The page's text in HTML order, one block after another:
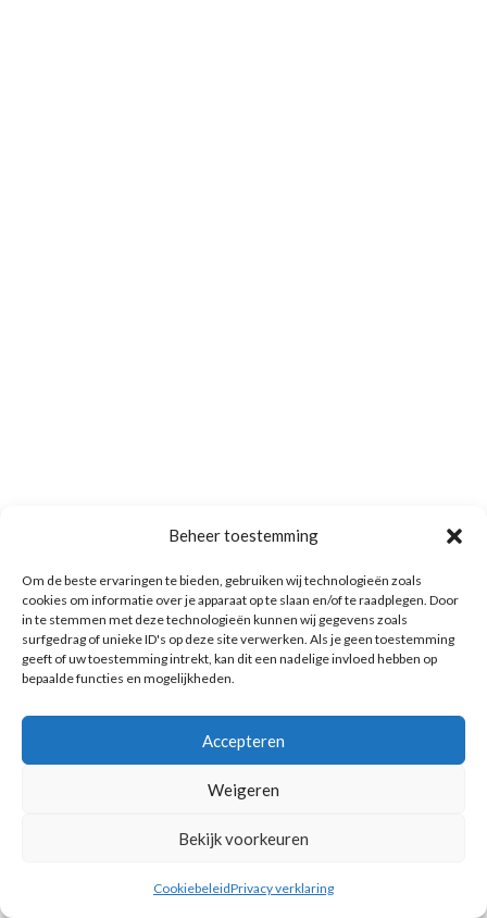
Beheer toestemming
Om de beste ervaringen te bieden, gebruiken wij technologieën zoals
cookies om informatie over je apparaat op te slaan en/of te raadplegen. Door
in te stemmen met deze technologieën kunnen wij gegevens zoals
surfgedrag of unieke ID's op deze site verwerken. Als je geen toestemming
geeft of uw toestemming intrekt, kan dit een nadelige invloed hebben op
bepaalde functies en mogelijkheden.
Accepteren
Weigeren
Bekijk voorkeuren
CookiebeleidPrivacy verklaring